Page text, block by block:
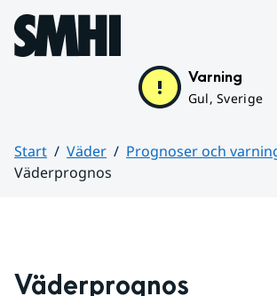
Hoppa till sidans innehåll
Varning
Gul, Sverige
Start Väder
Prognoser och
Väderprognos
Väderprognos